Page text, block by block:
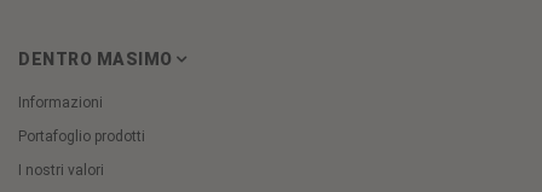
DENTRO MASIMO
Informazioni
Portafoglio prodotti
I nostri valori